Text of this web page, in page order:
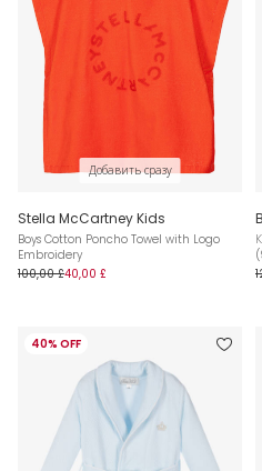
Добавить сразу
Stella McCartney Kids
Boys Cotton Poncho Towel with Logo
Embroidery
100,00 £40,00 £
40% OFF